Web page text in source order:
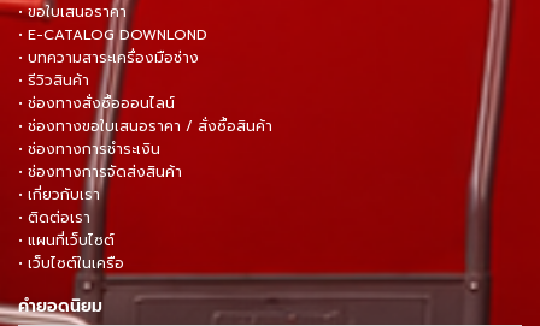
• ขอใบเสนอราคา
• E-CATALOG DOWNLOND
• บทความสาระเครื่องมือช่าง
• รีวิวสินค้า
• ช่องทางสั่งซื้อออนไลน์
• ช่องทางขอใบเสนอราคา / สั่งซื้อสินค้า
• ช่องทางการชำระเงิน
• ช่องทางการจัดส่งสินค้า
• เกี่ยวกับเรา
• ติดต่อเรา
• แผนที่เว็บไซต์
• เว็บไซต์ในเครือ
คำยอดนิยม